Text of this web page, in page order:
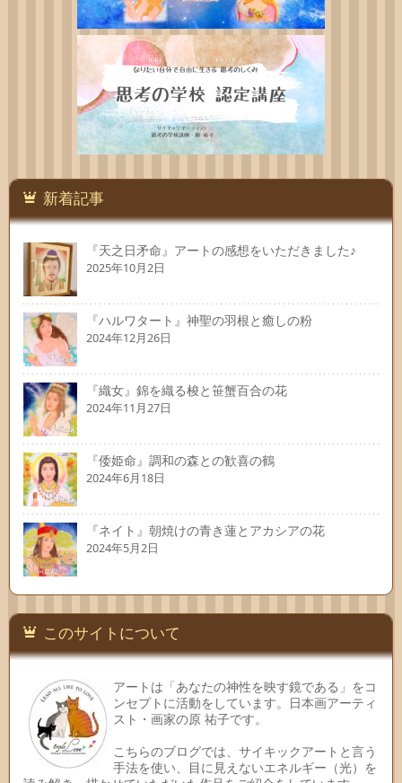
新着記事
『天之日矛命』アートの感想をいただきました♪
2025年10月2日
『ハルワタート』神聖の羽根と癒しの粉
2024年12月26日
『織女』錦を織る梭と笹蟹百合の花
2024年11月27日
『倭姫命』調和の森との歓喜の鶴
2024年6月18日
『ネイト』朝焼けの青き蓮とアカシアの花
2024年5月2日
このサイトについて
アートは「あなたの神性を映す鏡である」をコ
ンセプトに活動をしています。日本画アーティ
スト・画家の原 祐子です。
こちらのブログでは、サイキックアートと言う
手法を使い、目に見えないエネルギー（光）を